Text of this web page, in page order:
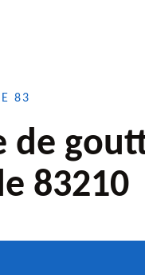
83
de
83210